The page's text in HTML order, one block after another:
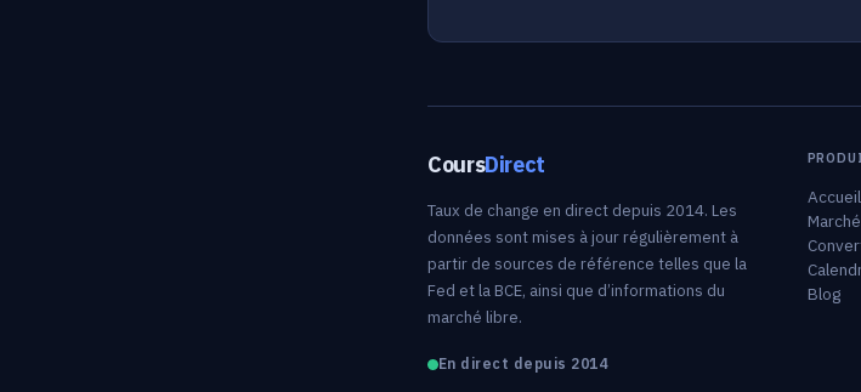
CoursDirect
Taux de change en direct depuis 2014. Les
données sont mises à jour régulièrement à
partir de sources de référence telles que la
Fed et la BCE, ainsi que d’informations du
marché libre.
En direct depuis 2014
Accueil
Blog